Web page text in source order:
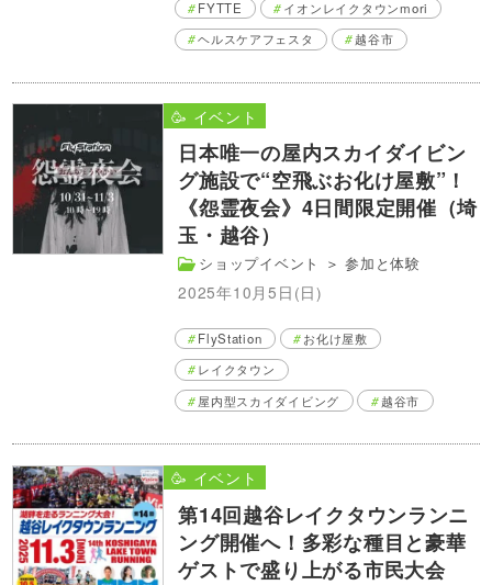
FYTTE
イオンレイクタウンmori
ヘルスケアフェスタ
越谷市
日本唯一の屋内スカイダイビン
グ施設で“空飛ぶお化け屋敷”！
《怨霊夜会》4日間限定開催（埼
玉・越谷）
ショップイベント ＞参加と体験
2025年10月5日(日)
🥳 イベント
FlyStation
お化け屋敷
レイクタウン
屋内型スカイダイビング
越谷市
第14回越谷レイクタウンランニ
ング開催へ！多彩な種目と豪華
ゲストで盛り上がる市民大会
🥳 イベント